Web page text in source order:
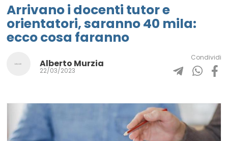
Arrivano i docenti tutor e
orientatori, saranno 40 mila:
ecco cosa faranno
Alberto Murzia
22/03/2023
Condividi